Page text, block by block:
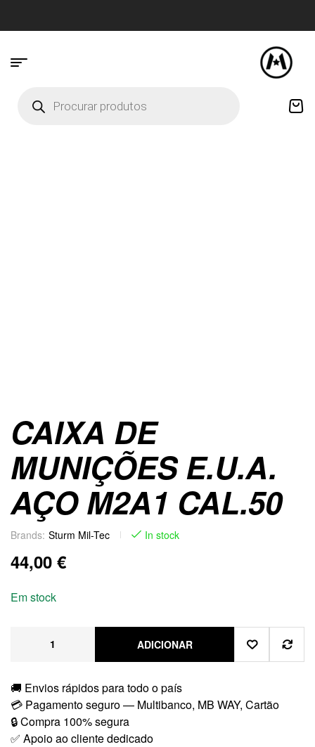
CAIXA DE
MUNIÇÕES E.U.A.
AÇO M2A1 CAL.50
Brands: Sturm Mil-Tec In stock
44,00 €
Em stock
ADICIONAR
🚚 Envios rápidos para todo o país
💳 Pagamento seguro — Multibanco, MB WAY, Cartão
🔒 Compra 100% segura
✅ Apoio ao cliente dedicado